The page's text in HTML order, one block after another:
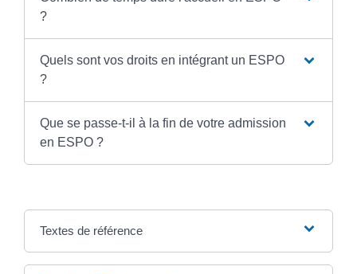
?
Quels sont vos droits en intégrant un ESPO
?
Que se passe-t-il à la fin de votre admission
en ESPO ?
Textes de référence